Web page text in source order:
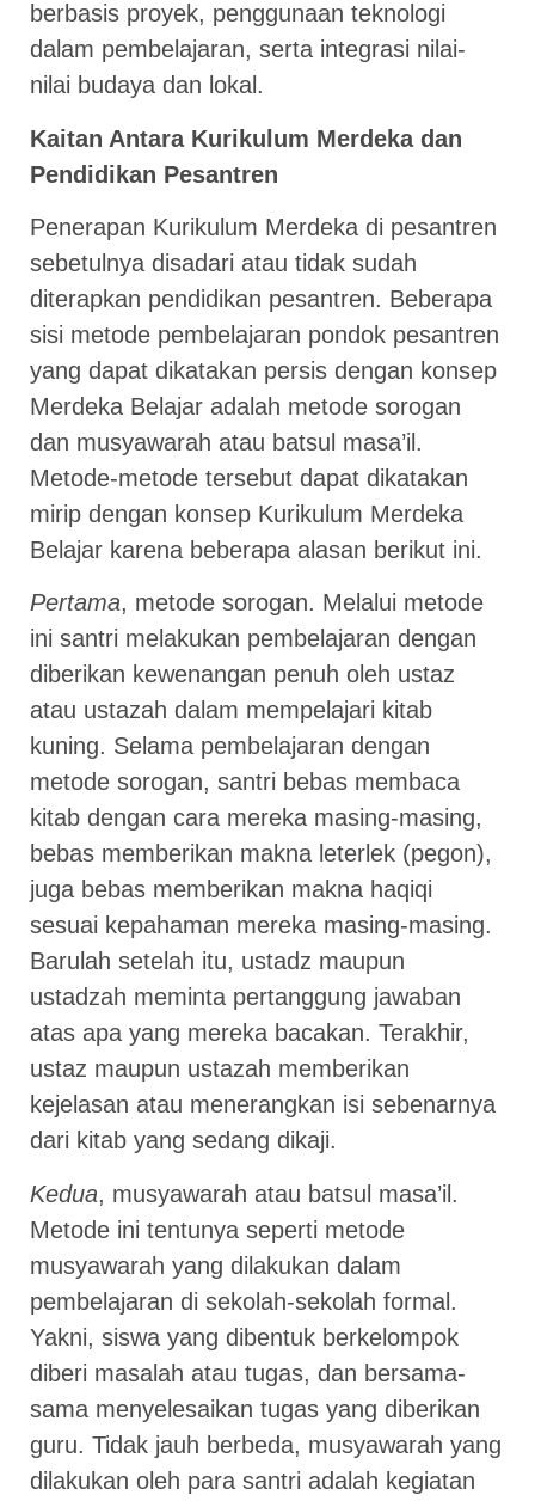
berbasis proyek, penggunaan teknologi
dalam pembelajaran, serta integrasi nilai-
nilai budaya dan lokal.
Kaitan Antara Kurikulum Merdeka dan
Pendidikan Pesantren
Penerapan Kurikulum Merdeka di pesantren
sebetulnya disadari atau tidak sudah
diterapkan pendidikan pesantren. Beberapa
sisi metode pembelajaran pondok pesantren
yang dapat dikatakan persis dengan konsep
Merdeka Belajar adalah metode sorogan
dan musyawarah atau batsul masa’il.
Metode-metode tersebut dapat dikatakan
mirip dengan konsep Kurikulum Merdeka
Belajar karena beberapa alasan berikut ini.
Pertama, metode sorogan. Melalui metode
ini santri melakukan pembelajaran dengan
diberikan kewenangan penuh oleh ustaz
atau ustazah dalam mempelajari kitab
kuning. Selama pembelajaran dengan
metode sorogan, santri bebas membaca
kitab dengan cara mereka masing-masing,
bebas memberikan makna leterlek (pegon),
juga bebas memberikan makna haqiqi
sesuai kepahaman mereka masing-masing.
Barulah setelah itu, ustadz maupun
ustadzah meminta pertanggung jawaban
atas apa yang mereka bacakan. Terakhir,
ustaz maupun ustazah memberikan
kejelasan atau menerangkan isi sebenarnya
dari kitab yang sedang dikaji.
Kedua, musyawarah atau batsul masa’il.
Metode ini tentunya seperti metode
musyawarah yang dilakukan dalam
pembelajaran di sekolah-sekolah formal.
Yakni, siswa yang dibentuk berkelompok
diberi masalah atau tugas, dan bersama-
sama menyelesaikan tugas yang diberikan
guru. Tidak jauh berbeda, musyawarah yang
dilakukan oleh para santri adalah kegiatan